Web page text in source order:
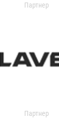
Партнер
Партнер